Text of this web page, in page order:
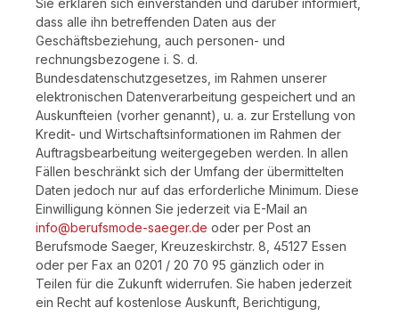
dass alle ihn betreffenden Daten aus der
Geschäftsbeziehung, auch personen- und
rechnungsbezogene i. S. d.
Bundesdatenschutzgesetzes, im Rahmen unserer
elektronischen Datenverarbeitung gespeichert und an
Auskunfteien (vorher genannt), u. a. zur Erstellung von
Kredit- und Wirtschaftsinformationen im Rahmen der
Auftragsbearbeitung weitergegeben werden. In allen
Fällen beschränkt sich der Umfang der übermittelten
Daten jedoch nur auf das erforderliche Minimum. Diese
Einwilligung können Sie jederzeit via E-Mail an
info@berufsmode-saeger.de oder per Post an
Berufsmode Saeger, Kreuzeskirchstr. 8, 45127 Essen
oder per Fax an 0201 / 20 70 95 gänzlich oder in
Teilen für die Zukunft widerrufen. Sie haben jederzeit
ein Recht auf kostenlose Auskunft, Berichtigung,